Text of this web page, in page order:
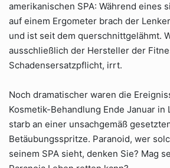
amerikanischen SPA: Während eines
auf einem Ergometer brach der
und ist seit dem querschnittgelähmt.
ausschließlich der Hersteller der
Schadensersatzpflicht, irrt.
Noch dramatischer waren die
Kosmetik-Behandlung Ende Januar in
starb an einer unsachgemäß
Betäubungsspritze. Paranoid, wer
seinem SPA sieht, denken Sie? Mag